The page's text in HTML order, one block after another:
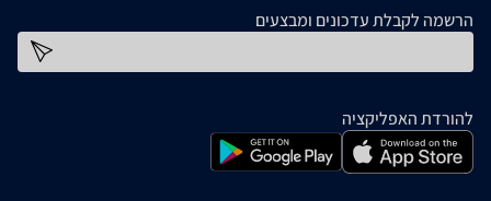
הרשמה לקבלת עדכונים ומבצעים
להורדת האפליקציה